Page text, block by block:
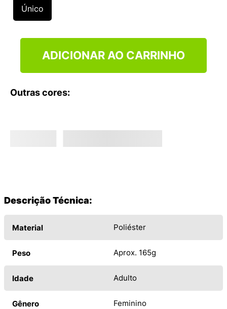
Único
ADICIONAR AO CARRINHO
Outras cores:
Descrição Técnica:
Material Poliéster
Peso Aprox. 165g
Idade Adulto
Gênero Feminino
º
VEJA COUNTRY
10º NEW 530